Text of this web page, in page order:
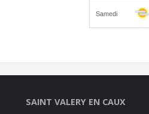
SAINT VALERY EN CAUX